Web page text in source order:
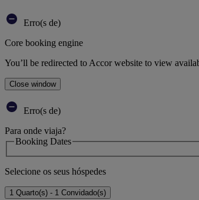
Erro(s de)
Core booking engine
You’ll be redirected to Accor website to view
Close window
Erro(s de)
Para onde viaja?
Booking Dates
Selecione os seus hóspedes
1 Quarto(s) - 1 Convidado(s)